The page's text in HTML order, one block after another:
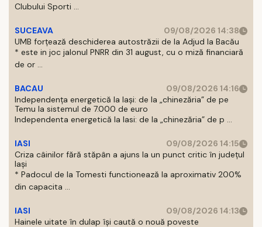
Clubului Sporti ...
SUCEAVA
09/08/2026 14:38
UMB forțează deschiderea autostrăzii de la Adjud la Bacău
* este in joc jalonul PNRR din 31 august, cu o miză financiară
de or ...
BACAU
09/08/2026 14:16
Independența energetică la Iași: de la „chinezăria” de pe
Temu la sistemul de 7.000 de euro
Independenta energetică la Iasi: de la „chinezăria” de p ...
IASI
09/08/2026 14:15
Criza câinilor fără stăpân a ajuns la un punct critic în județul
Iași
* Padocul de la Tomesti functionează la aproximativ 200%
din capacita ...
IASI
09/08/2026 14:13
Hainele uitate în dulap îşi caută o nouă poveste